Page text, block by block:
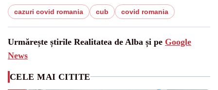
cazuri covid romania cub covid romania
Urmărește știrile Realitatea de Alba și pe Google
News
CELE MAI CITITE